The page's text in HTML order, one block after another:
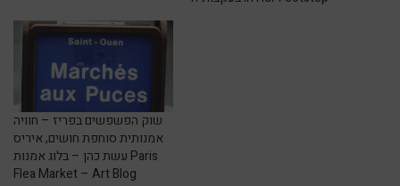
שוק הפשפשים בפריז – חוויה
אמנותית סוחפת חושים, איריס
עשת כהן – בלוג אמנות Paris
Flea Market – Art Blog